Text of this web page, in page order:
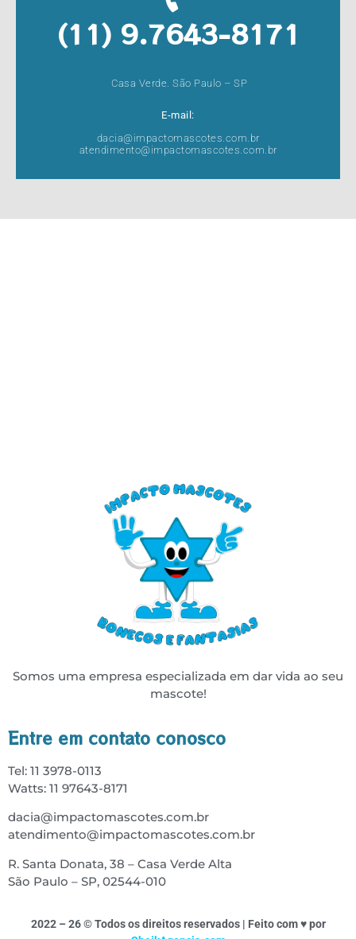
(11) 9.7643-8171
Casa Verde. São Paulo – SP
E-mail:
dacia@impactomascotes.com.br
atendimento@impactomascotes.com.br
Somos uma empresa especializada em dar vida ao seu
mascote!
Entre em contato conosco
Tel: 11 3978-0113
Watts: 11 97643-8171
dacia@impactomascotes.com.br
atendimento@impactomascotes.com.br
R. Santa Donata, 38 – Casa Verde Alta
São Paulo – SP, 02544-010
2022 – 26 © Todos os direitos reservados | Feito com ♥ por